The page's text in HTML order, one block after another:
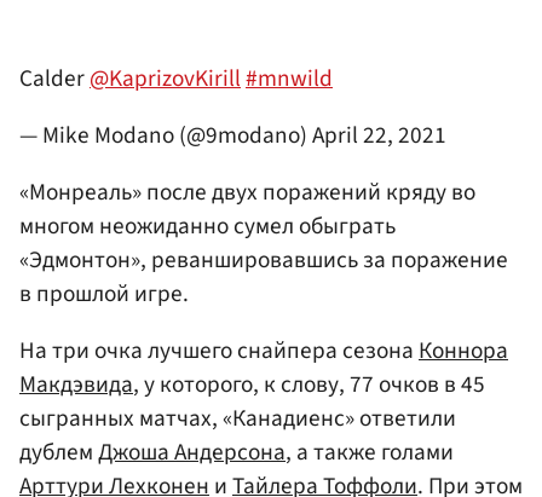
Calder@KaprizovKirill#mnwild
— Mike Modano (@9modano)April 22, 2021
«Монреаль» после двух поражений кряду во
многом неожиданно сумел обыграть
«Эдмонтон», реваншировавшись за поражение
в прошлой игре.
На три очка лучшего снайпера сезонаКоннора
Макдэвида, у которого, к слову, 77 очков в 45
сыгранных матчах, «Канадиенс» ответили
дублемДжоша Андерсона, а также голами
Арттури ЛехконениТайлера Тоффоли. При этом